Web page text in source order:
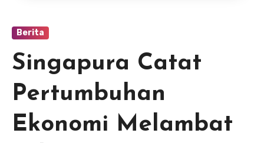
Berita
Singapura Catat
Pertumbuhan
Ekonomi Melambat